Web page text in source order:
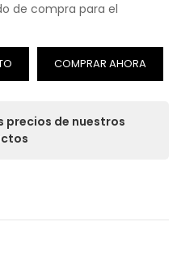
de compra para el
COMPRAR AHORA
precios de nuestros